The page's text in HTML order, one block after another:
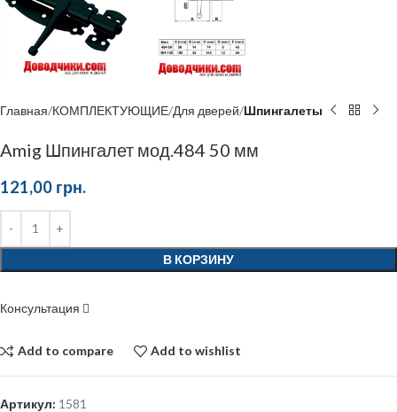
Главная КОМПЛЕКТУЮЩИЕ Для дверей Шпингалеты
Amig Шпингалет мод.484 50 мм
121,00 грн.
В КОРЗИНУ
Консультация
Add to compare Add to wishlist
Артикул: 1581